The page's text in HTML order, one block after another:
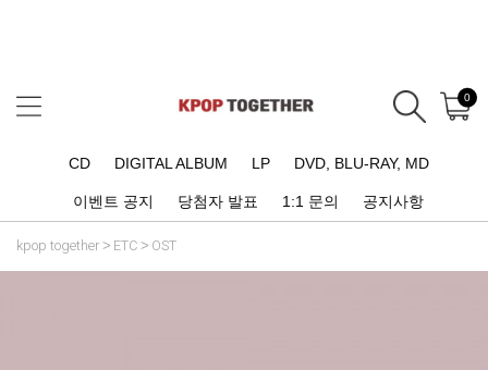
0
CD DIGITAL ALBUM LP DVD, BLU-RAY, MD
이벤트 공지 당첨자 발표 1:1 문의 공지사항
kpop together ETC OST